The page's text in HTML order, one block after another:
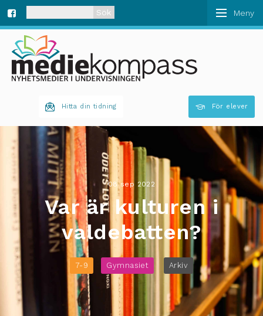
ce
När automatisk komplettering av resultat är
Hitta din tidning För elever
08 sep 2022
Var är kulturen i
valdebatten?
7-9 Gymnasiet Arkiv